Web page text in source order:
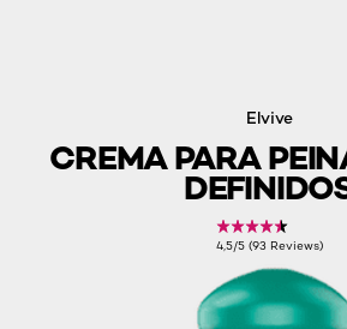
Elvive
CREMA PARA
4,5/5 (93 Reviews)